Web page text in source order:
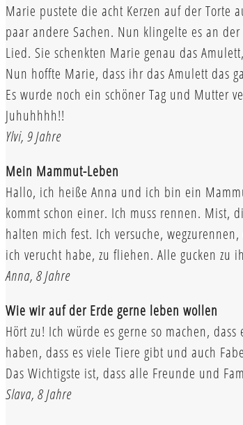
Marie pustete die acht Kerzen auf der Torte
paar andere Sachen. Nun klingelte es an
Lied. Sie schenkten Marie genau das
Nun hoffte Marie, dass ihr das Amulett das
Es wurde noch ein schöner Tag und Mutter
Juhuhhhh!!
Ylvi, 9 Jahre
Mein Mammut-Leben
Hallo, ich heiße Anna und ich bin ein
kommt schon einer. Ich muss rennen. Mist,
halten mich fest. Ich versuche,
ich verucht habe, zu fliehen. Alle gucken zu
Anna, 8 Jahre
Wie wir auf der Erde gerne leben wollen
Hört zu! Ich würde es gerne so machen,
haben, dass es viele Tiere gibt und auch
Das Wichtigste ist, dass alle Freunde und
Slava, 8 Jahre